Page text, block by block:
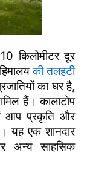
किलोमीटर दूर
की तलहटी
का घर है,
हैं। कालाटोप
आप प्रकृति और
यह एक शानदार
अन्य साहसिक